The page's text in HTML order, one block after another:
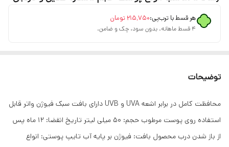
هر قسط با ترب‌پی:۲۱۵٬۷۵۰ تومان
۴ قسط ماهانه. بدون سود، چک و ضامن.
توضیحات
محافظت کامل در برابر اشعه UVA و UVB دارای بافت سبک فیوژن واتر قابل
استفاده روی پوست مرطوب حجم: 50 میلی لیتر تاریخ انقضا: 12 ماه پس
از باز شدن درب محصول بافت: فیوژن بر پایه آب تایپ پوستی: انواع